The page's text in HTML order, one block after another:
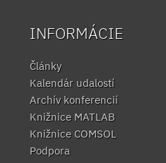
INFORMÁCIE
Články
Kalendár udalostí
Archív konferencií
Knižnice MATLAB
Knižnice COMSOL
Podpora